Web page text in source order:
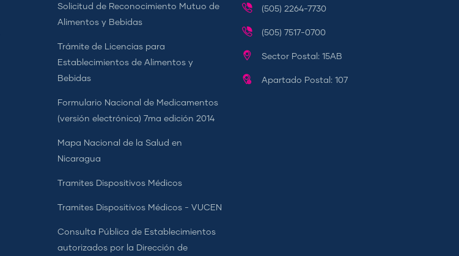
Solicitud de Reconocimiento Mutuo de
Alimentos y Bebidas
Trámite de Licencias para
Establecimientos de Alimentos y
Bebidas
Formulario Nacional de Medicamentos
(versión electrónica) 7ma edición 2014
Mapa Nacional de la Salud en
Nicaragua
Tramites Dispositivos Médicos
Tramites Dispositivos Médicos - VUCEN
Consulta Pública de Establecimientos
autorizados por la Dirección de
(505) 2264-7730
(505) 7517-0700
Sector Postal: 15AB
Apartado Postal: 107